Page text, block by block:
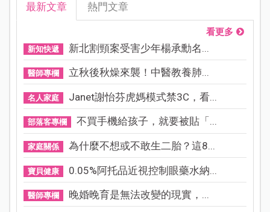
最新文章 熱門文章
看更多
新知快遞 新北割頸案受害少年楊承勳名...
醫師專欄 立秋後秋燥來襲！中醫教養肺...
名人家庭 Janet謝怡芬虎媽模式禁3C，看...
部落客專欄 不買手機給孩子，就要被貼「...
家庭關係 為什麼不想或不敢生二胎？這8...
寶貝健康 0.05%阿托品近視控制眼藥水納...
醫師專欄 晚婚晚育是無法改變的現實，...